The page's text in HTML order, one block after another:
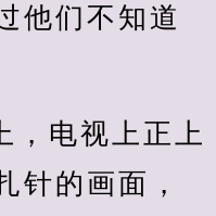
他们不知道
，电视上正上
针的画面，